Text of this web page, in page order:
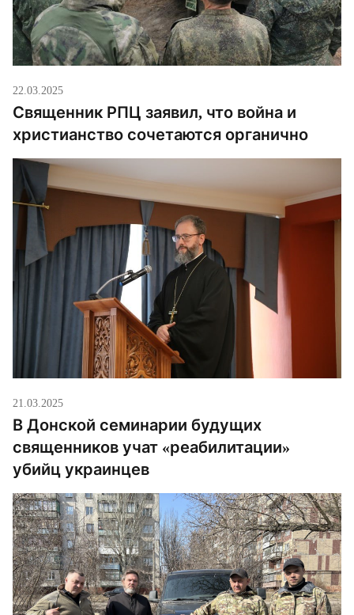
22.03.2025
Священник РПЦ заявил, что война и
христианство сочетаются органично
21.03.2025
В Донской семинарии будущих
священников учат «реабилитации»
убийц украинцев